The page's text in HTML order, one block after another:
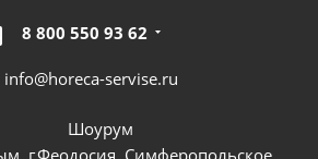
8 800 550 93 62
info@horeca-servise.ru
Шоурум
г.Феодосия, Симферопольское